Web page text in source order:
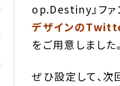
op.Destiny』ファ
デザインの
をご用意しました。
ぜひ設定して、